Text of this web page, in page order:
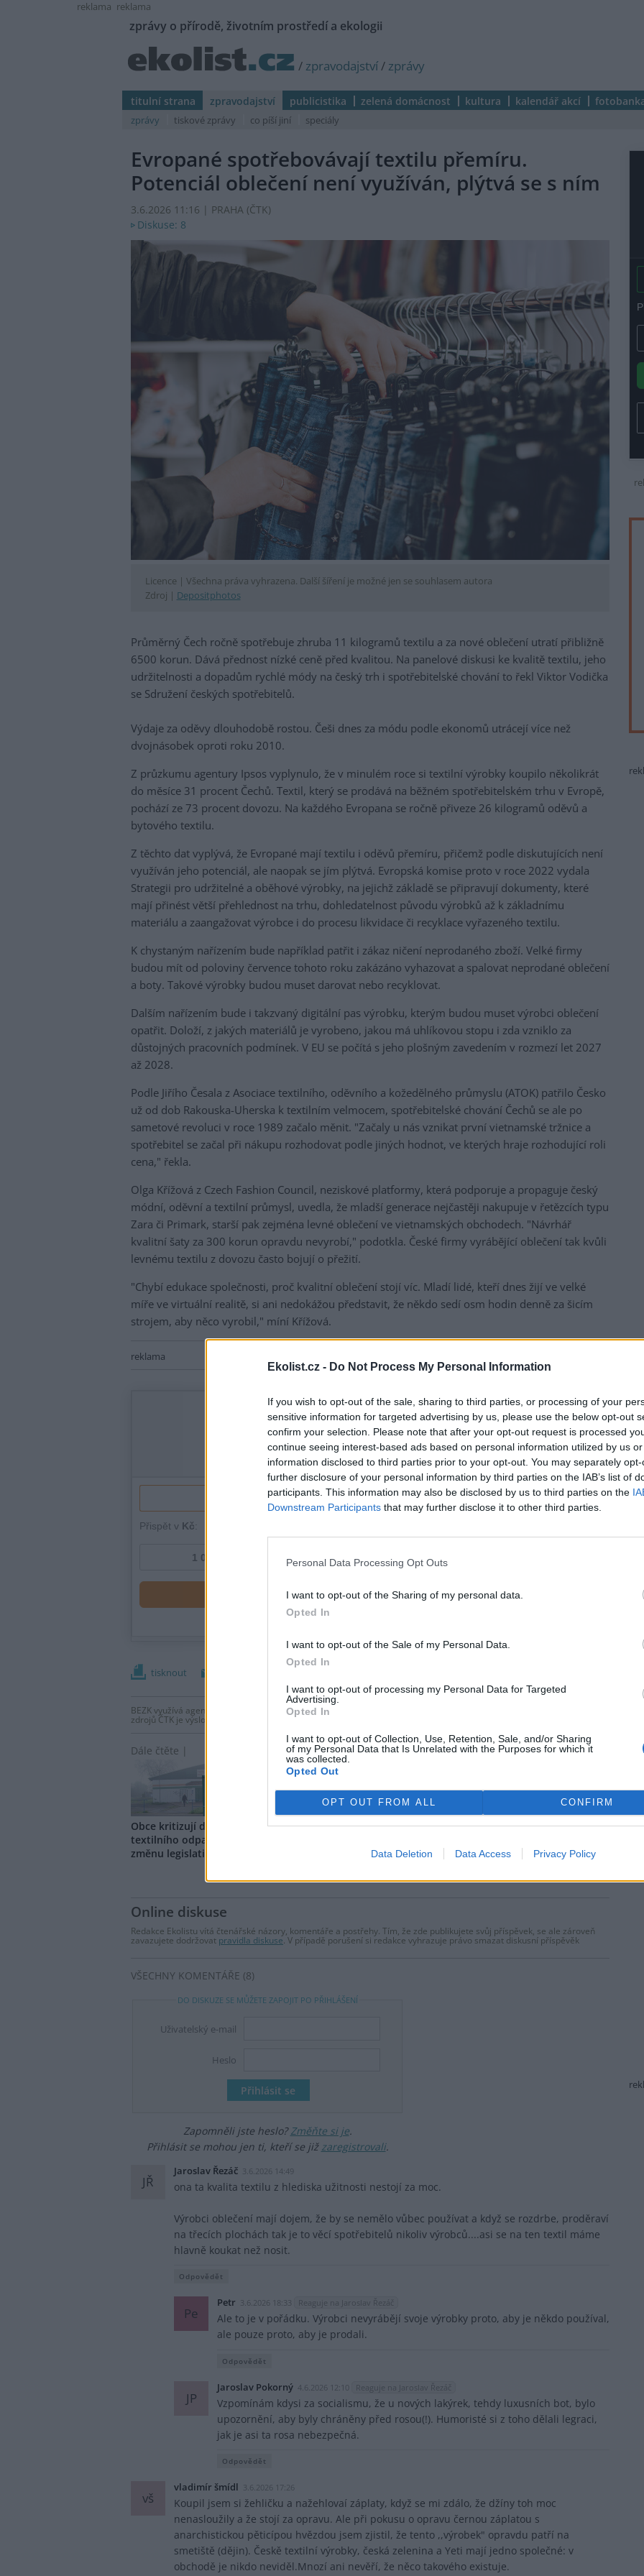
Ekolist.cz - Do Not Process My Personal Information
If you wish to opt-out of the sale, sharing to third parties, or processing of your
sensitive information for targeted advertising by us, please use the below opt-out
confirm your selection. Please note that after your opt-out request is processed
continue seeing interest-based ads based on personal information utilized by us
information disclosed to third parties prior to your opt-out. You may separately
further disclosure of your personal information by third parties on the IAB’s list of
participants. This information may also be disclosed by us to third parties on the
Downstream Participants that may further disclose it to other third parties.
Personal Data Processing Opt Outs
I want to opt-out of the Sharing of my personal data.
Opted In
I want to opt-out of the Sale of my Personal Data.
Opted In
I want to opt-out of processing my Personal Data for Targeted
Advertising.
Opted In
I want to opt-out of Collection, Use, Retention, Sale, and/or Sharing
of my Personal Data that Is Unrelated with the Purposes for which it
was collected.
Opted Out
OPT OUT FROM ALL CONFIRM
Data Deletion Data Access Privacy Policy
reklama reklama
zprávy o přírodě, životním prostředí a ekologii
/ zpravodajství/ zprávy
titulní strana zpravodajství publicistika zelená domácnost kultura kalendář akcí
zprávy tiskové zprávy co píší jiní speciály
Evropané spotřebovávají textilu přemíru.
Potenciál oblečení není využíván, plýtvá se s ním
3.6.2026 11:16 | PRAHA (ČTK)
Diskuse: 8
Licence | Všechna práva vyhrazena. Další šíření je možné jen se souhlasem autora
Zdroj | Depositphotos
Průměrný Čech ročně spotřebuje zhruba 11 kilogramů textilu a za nové oblečení utratí přibližně
6500 korun. Dává přednost nízké ceně před kvalitou. Na panelové diskusi ke kvalitě textilu, jeho
udržitelnosti a dopadům rychlé módy na český trh i spotřebitelské chování to řekl Viktor Vodička
se Sdružení českých spotřebitelů.
Výdaje za oděvy dlouhodobě rostou. Češi dnes za módu podle ekonomů utrácejí více než
dvojnásobek oproti roku 2010.
Z průzkumu agentury Ipsos vyplynulo, že v minulém roce si textilní výrobky koupilo několikrát
do měsíce 31 procent Čechů. Textil, který se prodává na běžném spotřebitelském trhu v Evropě,
pochází ze 73 procent dovozu. Na každého Evropana se ročně přiveze 26 kilogramů oděvů a
bytového textilu.
Z těchto dat vyplývá, že Evropané mají textilu i oděvů přemíru, přičemž podle diskutujících není
využíván jeho potenciál, ale naopak se jím plýtvá. Evropská komise proto v roce 2022 vydala
Strategii pro udržitelné a oběhové výrobky, na jejichž základě se připravují dokumenty, které
mají přinést větší přehlednost na trhu, dohledatelnost původu výrobků až k základnímu
materiálu a zaangažovat výrobce i do procesu likvidace či recyklace vyřazeného textilu.
K chystaným nařízením bude například patřit i zákaz ničení neprodaného zboží. Velké firmy
budou mít od poloviny července tohoto roku zakázáno vyhazovat a spalovat neprodané oblečení
a boty. Takové výrobky budou muset darovat nebo recyklovat.
Dalším nařízením bude i takzvaný digitální pas výrobku, kterým budou muset výrobci oblečení
opatřit. Doloží, z jakých materiálů je vyrobeno, jakou má uhlíkovou stopu i zda vzniklo za
důstojných pracovních podmínek. V EU se počítá s jeho plošným zavedením v rozmezí let 2027
až 2028.
Podle Jiřího Česala z Asociace textilního, oděvního a kožedělného průmyslu (ATOK) patřilo Česko
už od dob Rakouska-Uherska k textilním velmocem, spotřebitelské chování Čechů se ale po
sametové revoluci v roce 1989 začalo měnit. "Začaly u nás vznikat první vietnamské tržnice a
spotřebitel se začal při nákupu rozhodovat podle jiných hodnot, ve kterých hraje rozhodující roli
cena," řekla.
Olga Křížová z Czech Fashion Council, neziskové platformy, která podporuje a propaguje český
módní, oděvní a textilní průmysl, uvedla, že mladší generace nejčastěji nakupuje v řetězcích typu
Zara či Primark, starší pak zejména levné oblečení ve vietnamských obchodech. "Návrhář
kvalitní šaty za 300 korun opravdu nevyrobí," podotkla. České firmy vyrábějící oblečení tak kvůli
levnému textilu z dovozu často bojují o přežití.
"Chybí edukace společnosti, proč kvalitní oblečení stojí víc. Mladí lidé, kteří dnes žijí ve velké
míře ve virtuální realitě, si ani nedokážou představit, že někdo sedí osm hodin denně za šicím
strojem, aby něco vyrobil," míní Křížová.
reklama
tisknout
BEZK využívá agenturní zpravodajství ČTK, která si vyhrazuje veškerá práva. Publikování nebo další šíření obsahu ze
zdrojů ČTK je výslovně zakázáno bez předchozího písemného souhlasu ze strany ČTK.
Dále čtěte |
Obce kritizují drahý svoz
textilního odpadu, MŽP chystá
změnu legislativy
V EU začíná platit zákaz
oblečení a obuvi
Francie zakáže reklamu na
to hlavně čínských firem
Online diskuse
Redakce Ekolistu vítá čtenářské názory, komentáře a postřehy. Tím, že zde publikujete svůj příspěvek, se ale zároveň
zavazujete dodržovat pravidla diskuse. V případě porušení si redakce vyhrazuje právo smazat diskusní příspěvěk
VŠECHNY KOMENTÁŘE (8)
DO DISKUZE SE MŮŽETE ZAPOJIT PO PŘIHLÁŠENÍ
Uživatelský e-mail
Heslo
Zapomněli jste heslo?Změňte si je.
Přihlásit se mohou jen ti, kteří se již zaregistrovali.
JŘ
Jaroslav Řezáč 3.6.2026 14:49
ona ta kvalita textilu z hlediska užitnosti nestojí za moc.
Výrobci oblečení mají dojem, že by se nemělo vůbec používat a když se rozdrbe, proděraví
na třecích plochách tak je to věcí spotřebitelů nikoliv výrobců....asi se na ten textil máme
hlavně koukat než nosit.
Odpovědět
Pe
Petr 3.6.2026 18:33 Reaguje na Jaroslav Řezáč
Ale to je v pořádku. Výrobci nevyrábějí svoje výrobky proto, aby je někdo používal,
ale pouze proto, aby je prodali.
Odpovědět
JP
Jaroslav Pokorný 4.6.2026 12:10 Reaguje na Jaroslav Řezáč
Vzpomínám kdysi za socialismu, že u nových lakýrek, tehdy luxusních bot, bylo
upozornění, aby byly chráněny před rosou(!). Humoristé si z toho dělali legraci,
jak je asi ta rosa nebezpečná.
Odpovědět
vš
vladimír šmídl 3.6.2026 17:26
Koupil jsem si žehličku a nažehlovaí záplaty, když se mi zdálo, že džíny toh moc
nenasloužily a že stojí za opravu. Ale při pokusu o opravu černou záplatou s
anarchistickou pěticípou hvězdou jsem zjistil, že tento ,,výrobek" opravdu patří na
smetiště (dějin). Českě textilní výrobky, česká zelenina a Yeti mají jedno společné: v
obchodě je nikdo neviděl.Mnozí ani nevěří, že něco takového existuje.